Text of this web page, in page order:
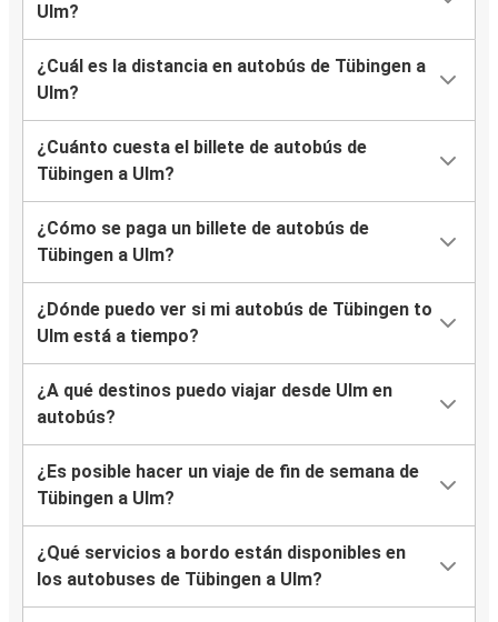
Ulm?
¿Cuál es la distancia en autobús de Tübingen a
Ulm?
¿Cuánto cuesta el billete de autobús de
Tübingen a Ulm?
¿Cómo se paga un billete de autobús de
Tübingen a Ulm?
¿Dónde puedo ver si mi autobús de Tübingen to
Ulm está a tiempo?
¿A qué destinos puedo viajar desde Ulm en
autobús?
¿Es posible hacer un viaje de fin de semana de
Tübingen a Ulm?
¿Qué servicios a bordo están disponibles en
los autobuses de Tübingen a Ulm?